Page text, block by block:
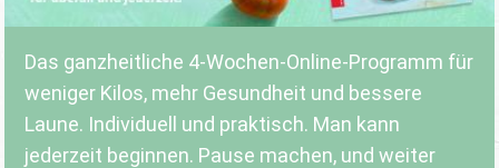
Das ganzheitliche 4-Wochen-Online-Programm für
weniger Kilos, mehr Gesundheit und bessere
Laune. Individuell und praktisch. Man kann
jederzeit beginnen. Pause machen, und weiter